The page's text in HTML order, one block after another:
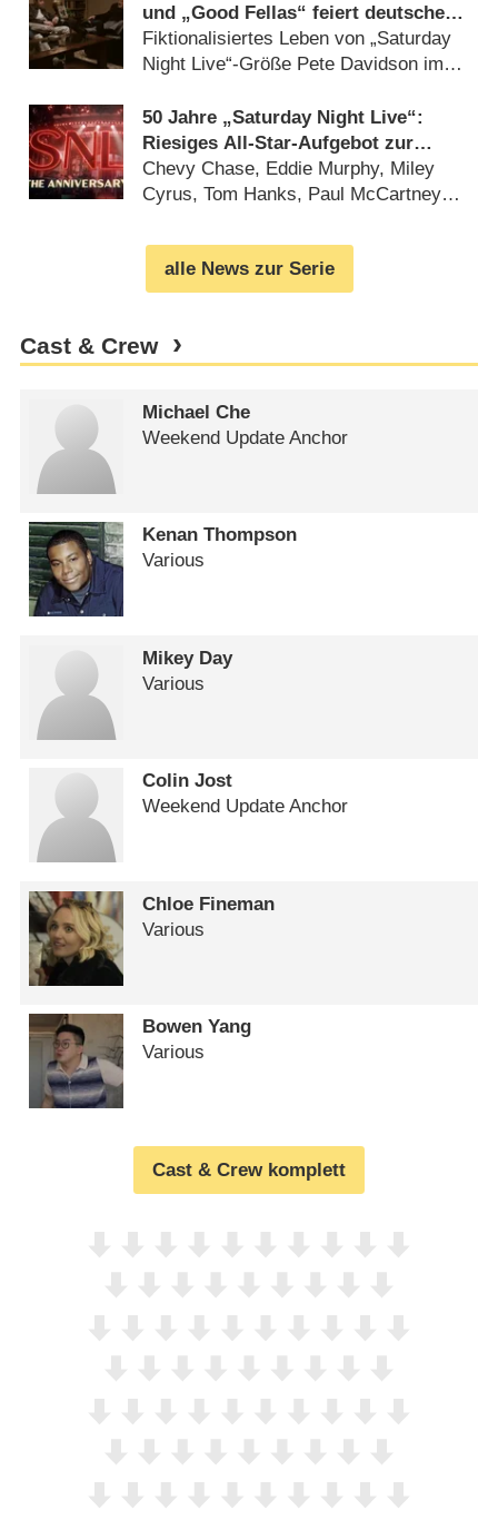
und „Good Fellas“ feiert deutsche
Free-TV-Premiere
Fiktionalisiertes Leben von „Saturday
Night Live“-Größe Pete Davidson im
50 Jahre „Saturday Night Live“:
Riesiges All-Star-Aufgebot zur
Jubiläumsshow
Chevy Chase, Eddie Murphy, Miley
Cyrus, Tom Hanks, Paul McCartney
alle News zur Serie
Cast & Crew
Michael Che
Weekend Update Anchor
Kenan Thompson
Various
Mikey Day
Various
Colin Jost
Weekend Update Anchor
Chloe Fineman
Various
Bowen Yang
Various
Cast & Crew komplett